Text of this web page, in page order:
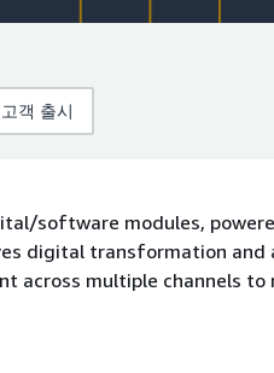
객 출시
software modules,
digital transformation and
across multiple channels to